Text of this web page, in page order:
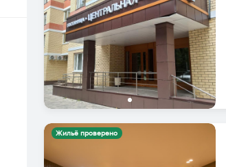
Жильё проверено